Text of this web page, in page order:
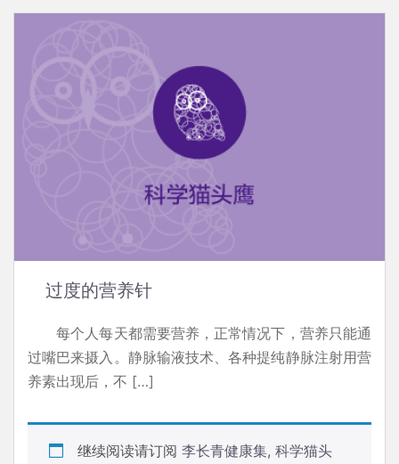
过度的营养针
每个人每天都需要营养，正常情况下，营养只能通
过嘴巴来摄入。静脉输液技术、各种提纯静脉注射用营
养素出现后，不 […]
继续阅读请订阅 李长青健康集, 科学猫头